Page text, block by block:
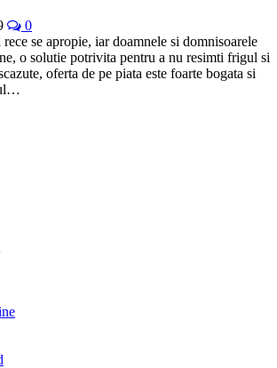
0
se apropie, iar doamnele si domnisoarele
o solutie potrivita pentru a nu resimti frigul si
oferta de pe piata este foarte bogata si